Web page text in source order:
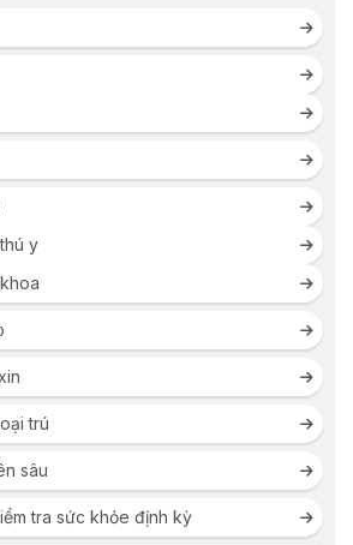
y
trú
sâu
tra sức khỏe định kỳ